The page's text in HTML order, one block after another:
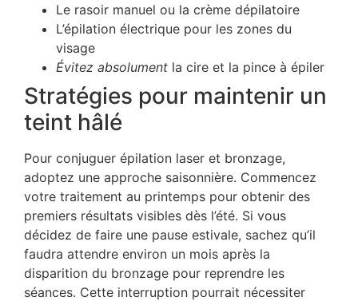
Le rasoir manuel ou la crème dépilatoire
L’épilation électrique pour les zones du
visage
Évitez absolument la cire et la pince à épiler
Stratégies pour maintenir un
teint hâlé
Pour conjuguer épilation laser et bronzage,
adoptez une approche saisonnière. Commencez
votre traitement au printemps pour obtenir des
premiers résultats visibles dès l’été. Si vous
décidez de faire une pause estivale, sachez qu’il
faudra attendre environ un mois après la
disparition du bronzage pour reprendre les
séances. Cette interruption pourrait nécessiter